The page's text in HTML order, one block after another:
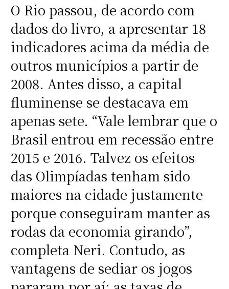
O Rio passou, de acordo com
dados do livro, a apresentar 18
indicadores acima da média de
outros municípios a partir de
2008. Antes disso, a capital
fluminense se destacava em
apenas sete. “Vale lembrar que o
Brasil entrou em recessão entre
2015 e 2016. Talvez os efeitos
das Olimpíadas tenham sido
maiores na cidade justamente
porque conseguiram manter as
rodas da economia girando”,
completa Neri. Contudo, as
vantagens de sediar os jogos